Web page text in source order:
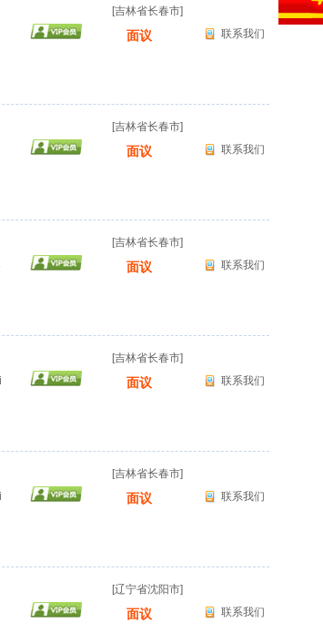
[吉林省长春市]
面议 联系我们
[吉林省长春市]
面议 联系我们
[吉林省长春市]
面议 联系我们
[吉林省长春市]
面议 联系我们
[吉林省长春市]
面议 联系我们
[辽宁省沈阳市]
面议 联系我们